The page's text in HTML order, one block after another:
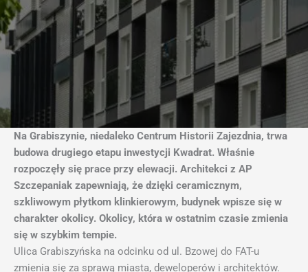
Na Grabiszynie, niedaleko Centrum Historii Zajezdnia, trwa
budowa drugiego etapu inwestycji Kwadrat. Właśnie
rozpoczęły się prace przy elewacji. Architekci z AP
Szczepaniak zapewniają, że dzięki ceramicznym,
szkliwowym płytkom klinkierowym, budynek wpisze się w
charakter okolicy. Okolicy, która w ostatnim czasie zmienia
się w szybkim tempie.
Ulica Grabiszyńska na odcinku od ul. Bzowej do FAT-u
zmienia się za sprawą miasta, deweloperów i architektów.